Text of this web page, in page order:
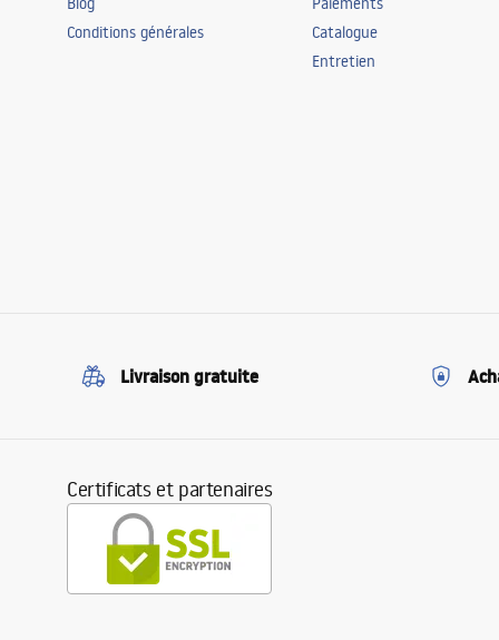
Conditions générales
Catalogue
Entretien
Livraison gratuite
Certificats et partenaires